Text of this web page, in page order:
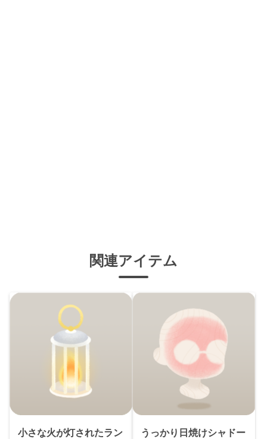
関連アイテム
小さな火が灯されたラン
うっかり日焼けシャドー